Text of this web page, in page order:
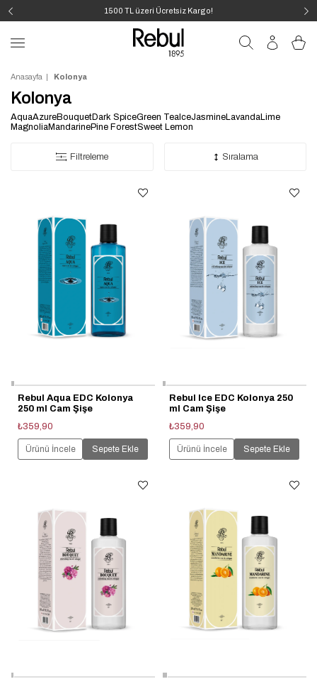
1500 TL üzeri Ücretsiz Kargo!
Anasayfa Kolonya
Kolonya
AquaAzureBouquetDark SpiceGreen Tea IceJasmineLavandaLime
MagnoliaMandarinePine ForestSweet Lemon
Filtreleme Sıralama
Rebul Aqua EDC Kolonya
250 ml Cam Şişe
₺359,90
Ürünü İncele Sepete Ekle
Rebul Ice EDC Kolonya 250
ml Cam Şişe
₺359,90
Ürünü İncele Sepete Ekle